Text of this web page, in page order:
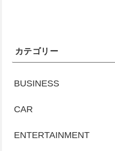
カテゴリー
BUSINESS
CAR
ENTERTAINMENT